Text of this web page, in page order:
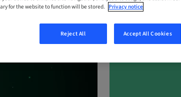
for the website to function will be stored. Privacy notice
Reject All Accept All Cookies